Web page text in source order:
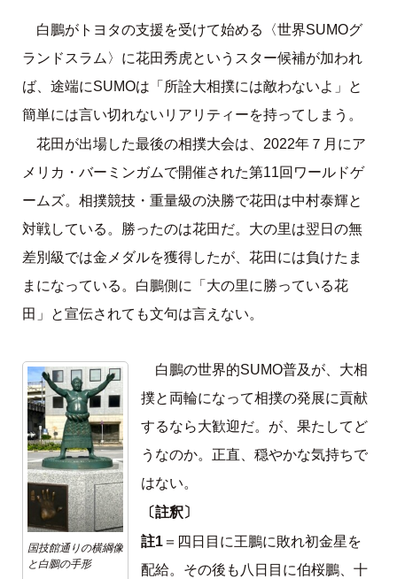
白鵬がトヨタの支援を受けて始める〈世界SUMOグ
ランドスラム〉に花田秀虎というスター候補が加われ
ば、途端にSUMOは「所詮大相撲には敵わないよ」と
簡単には言い切れないリアリティーを持ってしまう。
花田が出場した最後の相撲大会は、2022年７月にア
メリカ・バーミンガムで開催された第11回ワールドゲ
ームズ。相撲競技・重量級の決勝で花田は中村泰輝と
対戦している。勝ったのは花田だ。大の里は翌日の無
差別級では金メダルを獲得したが、花田には負けたま
まになっている。白鵬側に「大の里に勝っている花
田」と宣伝されても文句は言えない。
国技館通りの横綱像
と白鵬の手形
白鵬の世界的SUMO普及が、大相
撲と両輪になって相撲の発展に貢献
するなら大歓迎だ。が、果たしてど
うなのか。正直、穏やかな気持ちで
はない。
〔註釈〕
註1＝四日目に王鵬に敗れ初金星を
配給。その後も八日目に伯桜鵬、十